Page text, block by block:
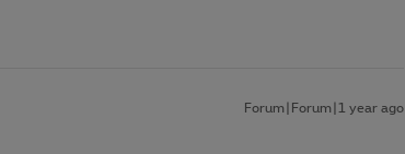
Forum|Forum|1 year ago